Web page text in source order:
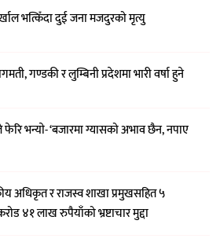
भत्किँदा दुई जना मजदुरको मृत्यु
गण्डकी र लुम्बिनी प्रदेशमा भारी वर्षा हुने
भन्याे- ‘बजारमा ग्यासको अभाव छैन, नपाए
अधिकृत र राजस्व शाखा प्रमुखसहित ५
४१ लाख रुपैयाँको भ्रष्टाचार मुद्दा